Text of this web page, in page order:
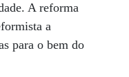
A reforma
a
para o bem do